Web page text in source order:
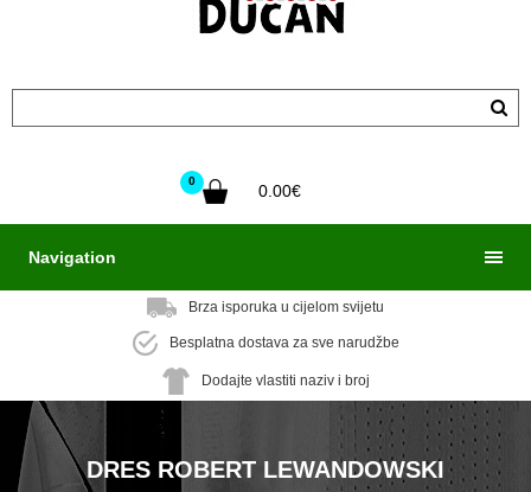
0
0.00€
Navigation
Brza isporuka u cijelom svijetu
Besplatna dostava za sve narudžbe
Dodajte vlastiti naziv i broj
DRES ROBERT LEWANDOWSKI